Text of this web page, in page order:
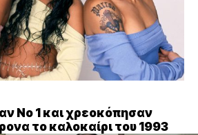
Νο 1 και χρεοκόπησαν
το καλοκαίρι του 1993